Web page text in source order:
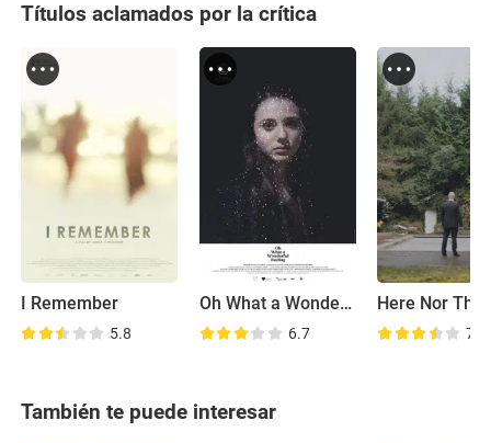
Títulos aclamados por la crítica
I Remember
5.8
Oh What a Wonderful Feeling
6.7
Here Nor
7.1
También te puede interesar